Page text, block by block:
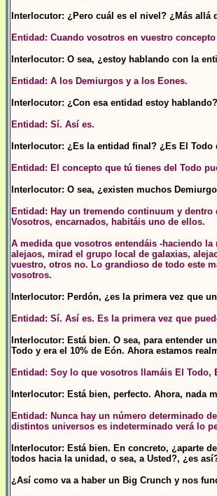
Interlocutor: ¿Pero cuál es el nivel? ¿Más allá
Entidad: Cuando vosotros en vuestro
Interlocutor: O sea, ¿estoy hablando con la
Entidad: A los Demiurgos y a los Eones.
Interlocutor: ¿Con esa entidad estoy hablando?
Entidad: Sí. Así es.
Interlocutor: ¿Es la entidad final? ¿Es El
Entidad: El concepto que tú tienes del Todo
Interlocutor: O sea, ¿existen muchos
Entidad: Hay un tremendo continuum y
Vosotros, encarnados, habitáis uno de ellos.
A medida que vosotros entendáis -haciendo
alejaos, mirad el grupo local de galaxias,
vuestro, otros no. Lo grandioso de todo este
vosotros.
Interlocutor: Perdón, ¿es la primera vez que
Entidad: Sí. Así es. Es la primera vez que
Interlocutor: Está bien. O sea, para entender
Todo y era el 10% de Eón. Ahora estamos
Entidad: Soy lo que vosotros llamáis El
Interlocutor: Está bien, perfecto. Ahora, nada
Entidad: Nunca hay un número determinado
distintos universos es indeterminado verá lo
Interlocutor: Está bien. En concreto, ¿aparte
todos hacia la unidad, o sea, a Usted?, ¿es
¿Así como va a haber un Big Crunch y nos